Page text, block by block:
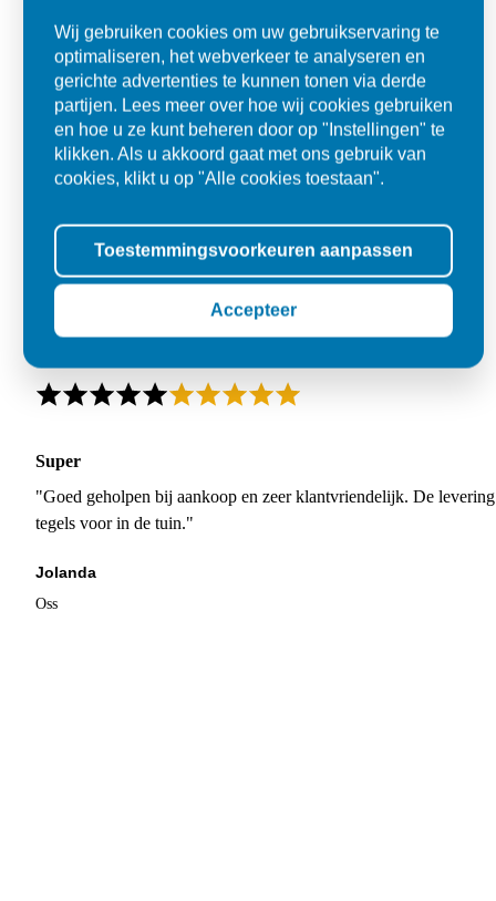
Super
"Goed geholpen bij aankoop en zeer klantvriendelijk. De
tegels voor in de tuin."
Jolanda
Oss
Wij gebruiken cookies om uw gebruikservaring te
optimaliseren, het webverkeer te analyseren en
gerichte advertenties te kunnen tonen via derde
partijen. Lees meer over hoe wij cookies gebruiken
en hoe u ze kunt beheren door op "Instellingen" te
klikken. Als u akkoord gaat met ons gebruik van
cookies, klikt u op "Alle cookies toestaan".
Toestemmingsvoorkeuren aanpassen
Accepteer